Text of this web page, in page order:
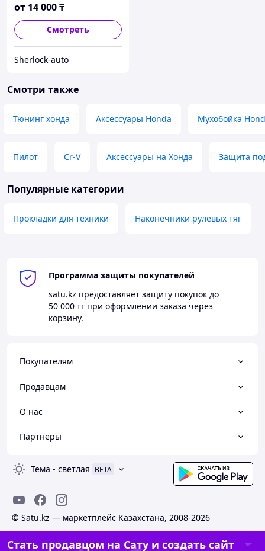
от 14 000₸
Смотреть
Sherlock-auto
Смотри также
Тюнинг хонда Аксессуары Honda Мухобойка
Пилот Cr-V Аксессуары на Хонда Защита
Популярные категории
Прокладки для техники Наконечники рулевых тяг
Программа защиты покупателей
satu.kz предоставляет защиту покупок до
50 000 тг при оформлении заказа через
корзину.
Покупателям
Продавцам
О нас
Партнеры
Тема - светлая BETA
© Satu.kz — маркетплейс Казахстана, 2008-2026
Стать продавцом на Сату и создать сайт